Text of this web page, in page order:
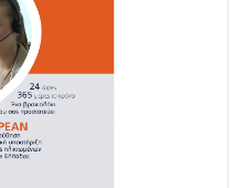
στο Δήμο Αγρινίου
κυκλοφορεί